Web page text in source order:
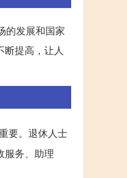
的发展和国家
断提高，让人
要。退休人士
服务、助理